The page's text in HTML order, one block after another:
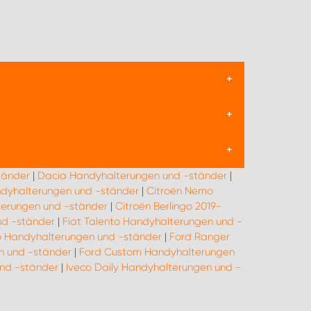
und Saugnapfhalterungen sind bei
die Möglichkeit, Ihr Handy sicher zu
gängige Position ist in der Mitte des
ist und dass alle Verkehrs- und
Sie ermöglicht es dem Fahrer, das Handy
dass die Halterung korrekt angebracht wird
| Dacia Handyhalterungen und -ständer |
und -ständer| Citroën Nemo
und -ständer| Citroën Berlingo 2019-
-ständer| Fiat Talento Handyhalterungen und -
Handyhalterungen und -ständer | Ford Ranger
und -ständer| Ford Custom Handyhalterungen
-ständer | Iveco Daily Handyhalterungen und -